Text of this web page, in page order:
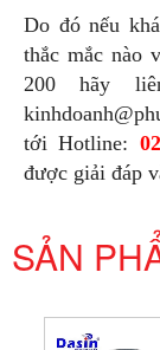
Do đó nếu
thắc mắc nào
200 hãy
tới Hotline:
được giải đáp
SẢN